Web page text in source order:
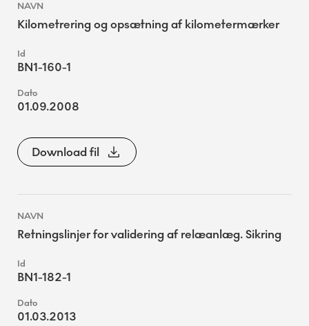
Kilometrering og opsætning af kilometermærker
BN1-160-1
01.09.2008
Download fil
Retningslinjer for validering af relæanlæg. Sikring
BN1-182-1
01.03.2013